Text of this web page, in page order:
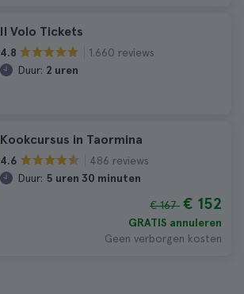
Il Volo Tickets
4.8
1.660 reviews
Duur: 2 uren
Kookcursus in Taormina
4.6
486 reviews
Duur: 5 uren 30 minuten
€ 167 € 152
GRATIS annuleren
Geen verborgen kosten